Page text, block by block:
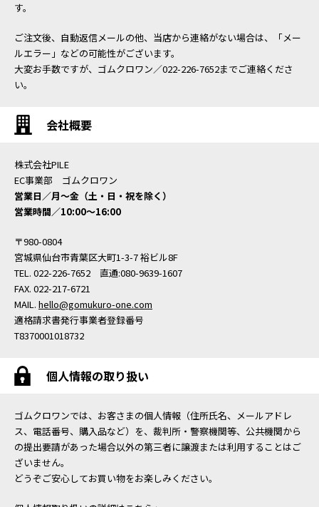
す。
ご注文後、自動返信メールの他、当店から連絡がない場合は、「メー
ルエラー」などの可能性がございます。
大変お手数ですが、ゴムクロワン／022-226-7652までご連絡くださ
い。
会社概要
株式会社PILE
EC事業部 ゴムクロワン
営業日／月〜金（土・日・祝を除く）
営業時間／10:00〜16:00
〒980-0804
宮城県仙台市青葉区大町1-3-7 裕ビル8F
TEL. 022-226-7652 直通:080-9639-1607
FAX. 022-217-6721
MAIL. hello@gomukuro-one.com
適格請求書発行事業者登録番号
T8370001018732
個人情報の取り扱い
ゴムクロワンでは、お客さまの個人情報（住所氏名、メールアドレ
ス、電話番号、購入品など）を、裁判所・警察機関等、公共機関から
の提出要請があった場合以外の第三者に譲渡または利用することはご
ざいません。
どうぞご安心してお買い物をお楽しみください。